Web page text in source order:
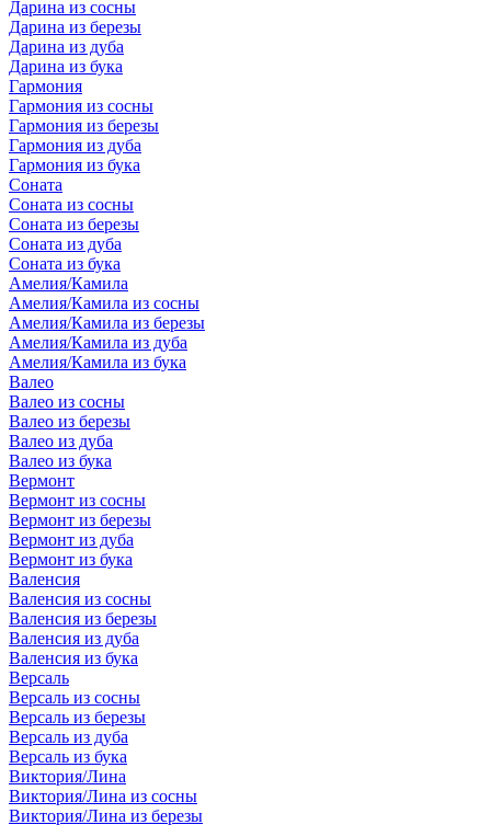
Дарина из сосны
Дарина из березы
Дарина из дуба
Дарина из бука
Гармония
Гармония из сосны
Гармония из березы
Гармония из дуба
Гармония из бука
Соната
Соната из сосны
Соната из березы
Соната из дуба
Соната из бука
Амелия/Камила
Амелия/Камила из сосны
Амелия/Камила из березы
Амелия/Камила из дуба
Амелия/Камила из бука
Валео
Валео из сосны
Валео из березы
Валео из дуба
Валео из бука
Вермонт
Вермонт из сосны
Вермонт из березы
Вермонт из дуба
Вермонт из бука
Валенсия
Валенсия из сосны
Валенсия из березы
Валенсия из дуба
Валенсия из бука
Версаль
Версаль из сосны
Версаль из березы
Версаль из дуба
Версаль из бука
Виктория/Лина
Виктория/Лина из сосны
Виктория/Лина из березы